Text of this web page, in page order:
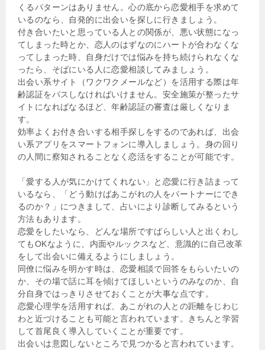
くるパターンはありません。心の底から恋愛相手を求めて
いるのなら、自発的に出会いを探しに行きましょう。
付き合いたいと思っている人との関係が、悪い状態になっ
てしまった時とか、恋人のはずなのにハートが合わなくな
ってしまった時、自身だけでは悩みを持ち続けられなくな
ったら、そばにいる人に恋愛相談してみましょう。
出会い系サイト（ワクワクメールなど）を活用する際は年
齢認証をパスしなければいけません。安全施策が整ったサ
イトになればなるほど、年齢認証の審査は厳しくなりま
す。
効率よくお付き合いする相手探しをするのであれば、出会
い系アプリをスマートフォンに導入しましょう。身の回り
の人間に察知されることなく恋活をすることが可能です。
「愛する人が気にかけてくれない」と恋愛に行き詰まって
いるなら、「どう動けばあこがれの人をパートナーにでき
るのか？」につきまして、占いにより診断してみるという
方法もあります。
恋愛をしたいなら、どんな場所ですばらしい人と出くわし
てもOKなように、内面やルックスなど、意識的に自己改革
をして出会いに備えるようにしましょう。
同僚に悩みを明かす時は、恋愛相談で回答をもらいたいの
か、その場で話に耳を傾けてほしいというのみなのか、自
分自身ではっきりさせておくことが大事な点です。
恋愛心理学を活用すれば、あこがれの人との距離をじわじ
わと近づけることも可能と言われています。きちんと学習
して首尾良く導入していくことが重要です。
出会いは意図しないところで見つかると言われています。